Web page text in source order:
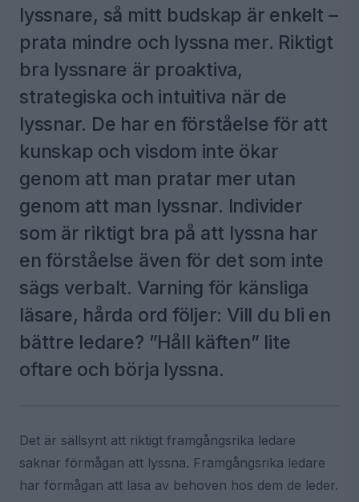
lyssnare, så mitt budskap är enkelt –
prata mindre och lyssna mer. Riktigt
bra lyssnare är proaktiva,
strategiska och intuitiva när de
lyssnar. De har en förståelse för att
kunskap och visdom inte ökar
genom att man pratar mer utan
genom att man lyssnar. Individer
som är riktigt bra på att lyssna har
en förståelse även för det som inte
sägs verbalt. Varning för känsliga
läsare, hårda ord följer: Vill du bli en
bättre ledare? ”Håll käften” lite
oftare och börja lyssna.
Det är sällsynt att riktigt framgångsrika ledare
saknar förmågan att lyssna. Framgångsrika ledare
har förmågan att läsa av behoven hos dem de leder.